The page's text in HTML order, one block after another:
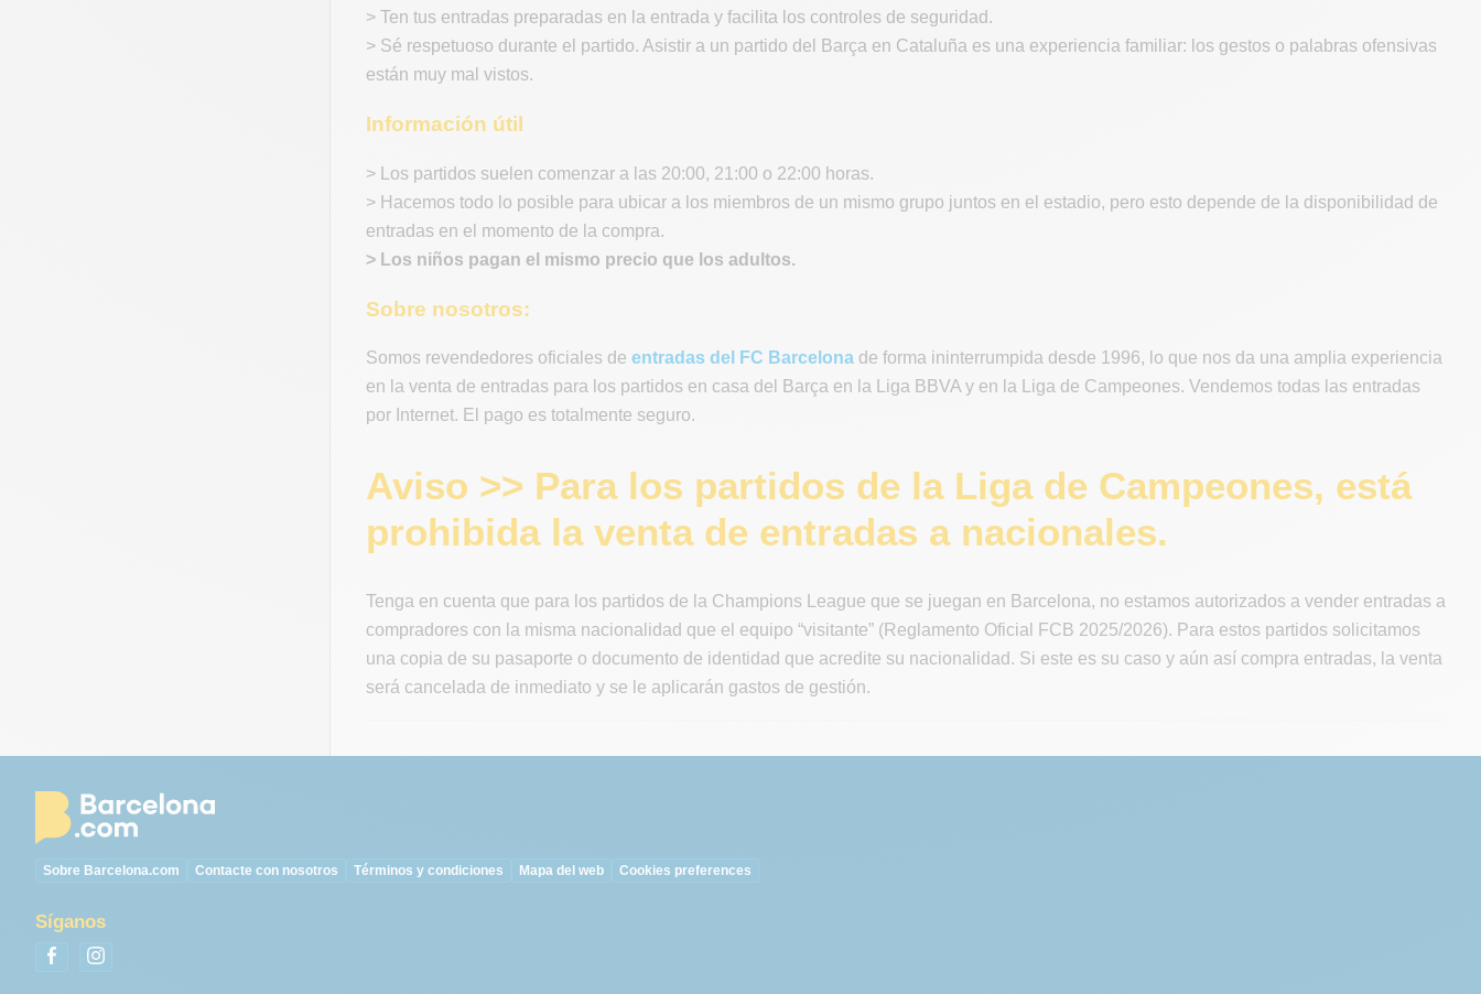
> Ten tus entradas preparadas en la entrada y facilita los controles de seguridad.
> Sé respetuoso durante el partido. Asistir a un partido del Barça en Cataluña es una experiencia familiar: los gestos o palabras ofensivas
están muy mal vistos.
Información útil
> Los partidos suelen comenzar a las 20:00, 21:00 o 22:00 horas.
> Hacemos todo lo posible para ubicar a los miembros de un mismo grupo juntos en el estadio, pero esto depende de la disponibilidad de
entradas en el momento de la compra.
> Los niños pagan el mismo precio que los adultos.
Sobre nosotros:
Somos revendedores oficiales de entradas del FC Barcelona de forma ininterrumpida desde 1996, lo que nos da una amplia experiencia
en la venta de entradas para los partidos en casa del Barça en la Liga BBVA y en la Liga de Campeones. Vendemos todas las entradas
por Internet. El pago es totalmente seguro.
Aviso >> Para los partidos de la Liga de Campeones, está
prohibida la venta de entradas a nacionales.
Tenga en cuenta que para los partidos de la Champions League que se juegan en Barcelona, no estamos autorizados a vender entradas a
compradores con la misma nacionalidad que el equipo “visitante” (Reglamento Oficial FCB 2025/2026). Para estos partidos solicitamos
una copia de su pasaporte o documento de identidad que acredite su nacionalidad. Si este es su caso y aún así compra entradas, la venta
será cancelada de inmediato y se le aplicarán gastos de gestión.
Sobre Barcelona.com Contacte con nosotros Términos y condiciones Mapa del web Cookies preferences
Síganos